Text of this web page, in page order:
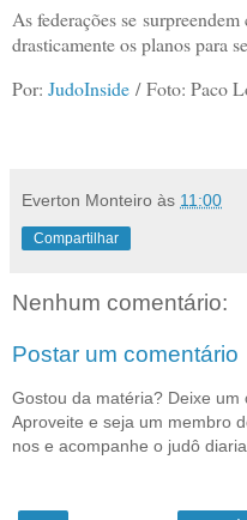
As federações se
drasticamente os planos para
Por: JudoInside /Foto: Paco
Everton Monteiro às 11:00
Compartilhar
Nenhum comentário:
Postar um comentário
Gostou da matéria? Deixe um
Aproveite e seja um membro
nos e acompanhe o judô